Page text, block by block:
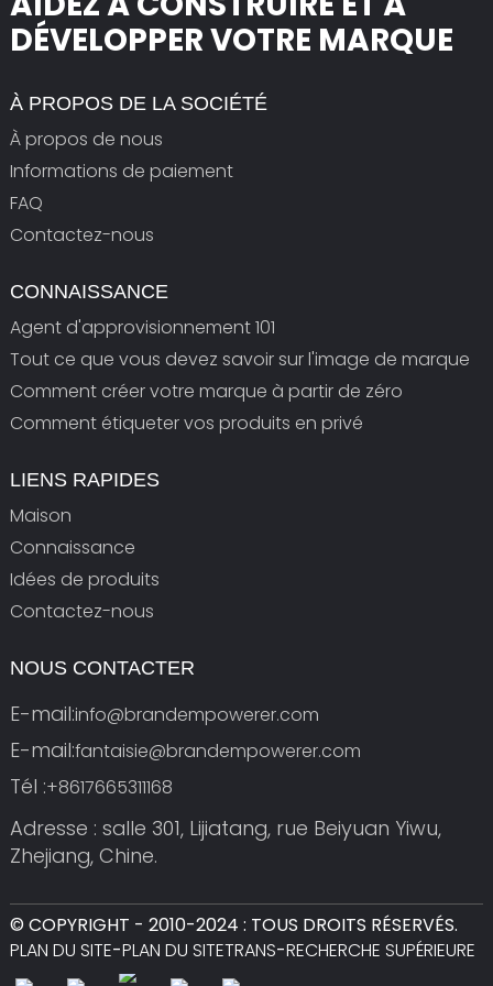
DÉVELOPPER VOTRE MARQUE
À PROPOS DE LA SOCIÉTÉ
À propos de nous
Informations de paiement
FAQ
Contactez-nous
CONNAISSANCE
Agent d'approvisionnement 101
Tout ce que vous devez savoir sur l'image de marque
Comment créer votre marque à partir de zéro
Comment étiqueter vos produits en privé
LIENS RAPIDES
Maison
Connaissance
Idées de produits
Contactez-nous
NOUS CONTACTER
E-mail:info@brandempowerer.com
E-mail:fantaisie@brandempowerer.com
Tél :+8617665311168
Adresse : salle 301, Lijiatang, rue Beiyuan Yiwu,
Zhejiang, Chine.
© COPYRIGHT - 2010-2024 : TOUS DROITS RÉSERVÉS.
PLAN DU SITE-PLAN DU SITETRANS-RECHERCHE SUPÉRIEURE